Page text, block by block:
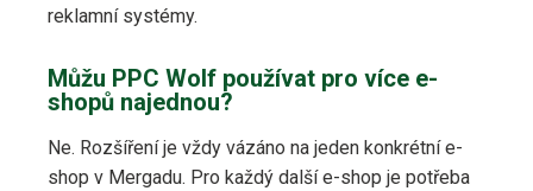
reklamní systémy.
Můžu PPC Wolf používat pro více e-
shopů najednou?
Ne. Rozšíření je vždy vázáno na jeden konkrétní e-
shop v Mergadu. Pro každý další e-shop je potřeba